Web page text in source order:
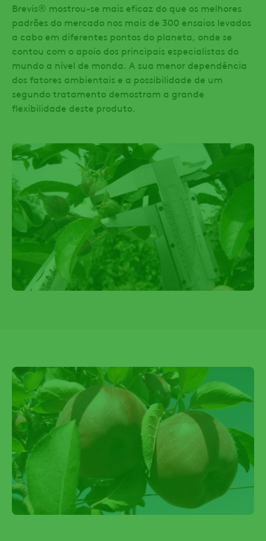
Brevis® mostrou-se mais eficaz do que os melhores
padrões do mercado nos mais de 300 ensaios levados
a cabo em diferentes pontos do planeta, onde se
contou com o apoio dos principais especialistas do
mundo a nível de monda. A sua menor dependência
dos fatores ambientais e a possibilidade de um
segundo tratamento demostram a grande
flexibilidade deste produto.